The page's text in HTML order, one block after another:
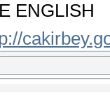
ENGLISH